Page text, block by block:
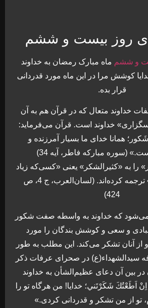
روز بیست و ششم
و ششم ماه مبارک رمضان به خداوند
کوشش مرا در اين ماه مورد قدردانی
قرار بده.
خداوند متعال كه در قرآن هم به آن
خداوند است. قرآن می‌فرمايد:
همانا خدای ما بسيار آمرزنده و
(سوره مباركه فاطر، آيه 34)
را به «كثيرالشكر» يعنی «كسی‌كه زياد
قدردانی می‌كند» ترجمه كرده‌اند. (لسان‌العرب، ج 4، ص
424)
می‌شود كه خداوند به واسطه صفت شكور
و سعی و كوشش بندگان را مورد
و از آنان تشكر می‌كند. اين مطلب به طور
سيدالشهداء(ع) در صحرای عرفات ذكر
بين آن دعای عظيم‌الشأن به خداوند
اَطَعْتُكَ شَكَرْتَني؛ خدايا! من هرگاه تو را
تو از من تشكر و قدردانی كردی.»